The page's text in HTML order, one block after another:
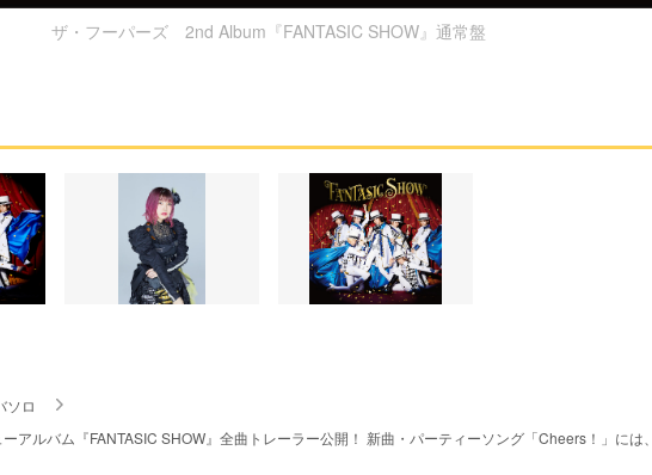
ザ・フーパーズ 2nd Album『FANTASIC SHOW』通常盤
ソロ
アルバム『FANTASIC SHOW』全曲トレーラー公開！ 新曲・パーティーソング「Cheers！」に